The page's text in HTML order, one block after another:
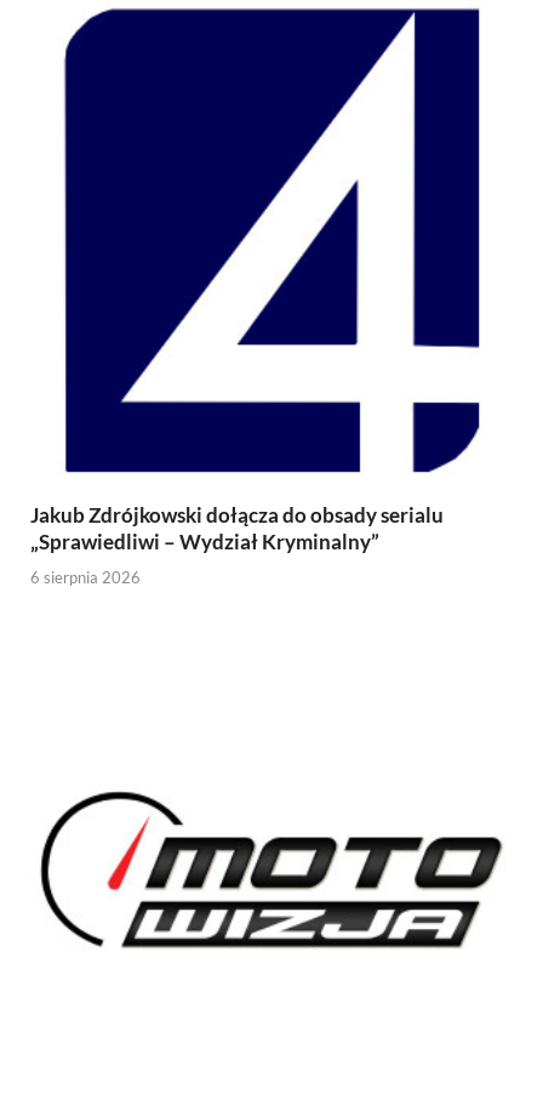
Jakub Zdrójkowski dołącza do obsady serialu
„Sprawiedliwi – Wydział Kryminalny”
6 sierpnia 2026